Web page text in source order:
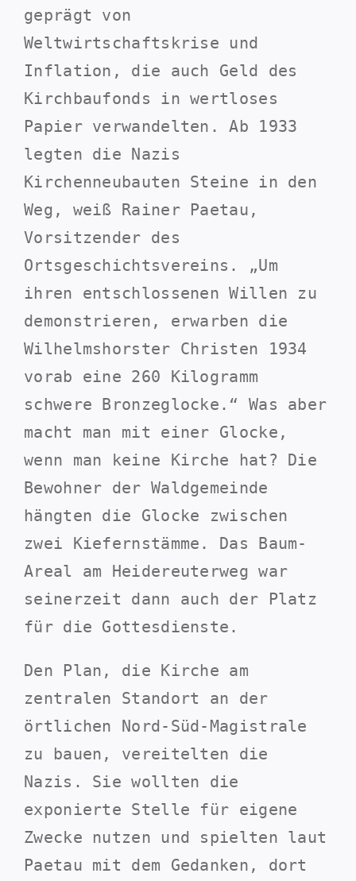
geprägt von
Weltwirtschaftskrise und
Inflation, die auch Geld des
Kirchbaufonds in wertloses
Papier verwandelten. Ab 1933
legten die Nazis
Kirchenneubauten Steine in den
Weg, weiß Rainer Paetau,
Vorsitzender des
Ortsgeschichtsvereins. „Um
ihren entschlossenen Willen zu
demonstrieren, erwarben die
Wilhelmshorster Christen 1934
vorab eine 260 Kilogramm
schwere Bronzeglocke.“ Was aber
macht man mit einer Glocke,
wenn man keine Kirche hat? Die
Bewohner der Waldgemeinde
hängten die Glocke zwischen
zwei Kiefernstämme. Das Baum-
Areal am Heidereuterweg war
seinerzeit dann auch der Platz
für die Gottesdienste.
Den Plan, die Kirche am
zentralen Standort an der
örtlichen Nord-Süd-Magistrale
zu bauen, vereitelten die
Nazis. Sie wollten die
exponierte Stelle für eigene
Zwecke nutzen und spielten laut
Paetau mit dem Gedanken, dort